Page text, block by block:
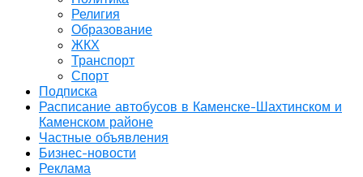
Религия
Образование
ЖКХ
Транспорт
Спорт
Подписка
Расписание автобусов в Каменске-Шахтинском и
Каменском районе
Частные объявления
Бизнес-новости
Реклама